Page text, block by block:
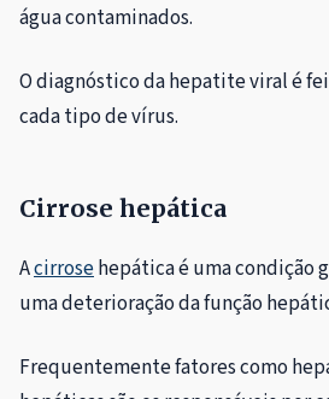
água contaminados.
O diagnóstico da hepatite viral é
cada tipo de vírus.
Cirrose hepática
Acirrosehepática é uma
uma deterioração da função
Frequentemente fatores como